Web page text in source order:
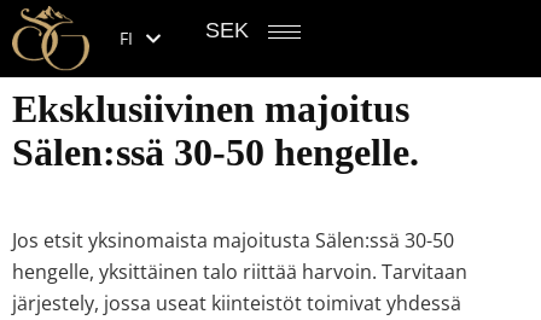
FI SEK
Eksklusiivinen majoitus
Sälen:ssä 30-50 hengelle.
Jos etsit yksinomaista majoitusta Sälen:ssä 30-50
hengelle, yksittäinen talo riittää harvoin. Tarvitaan
järjestely, jossa useat kiinteistöt toimivat yhdessä